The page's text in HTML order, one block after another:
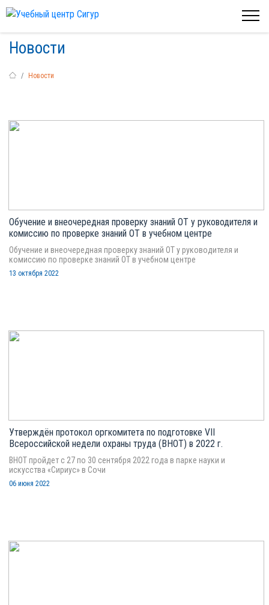
Новости
Новости
Обучение и внеочередная проверку знаний ОТ у руководителя и
комиссию по проверке знаний ОТ в учебном центре
Обучение и внеочередная проверку знаний ОТ у руководителя и
комиссию по проверке знаний ОТ в учебном центре
13 октября 2022
Утверждён протокол оргкомитета по подготовке VII
Всероссийской недели охраны труда (ВНОТ) в 2022 г.
ВНОТ пройдет с 27 по 30 сентября 2022 года в парке науки и
искусства «Сириус» в Сочи
06 июня 2022